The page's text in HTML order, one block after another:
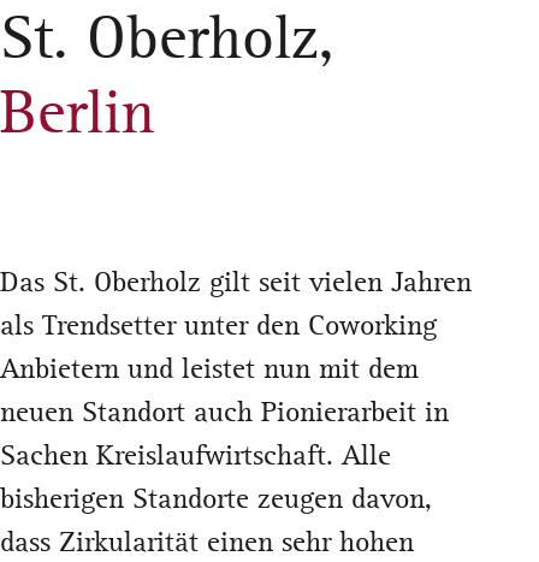
St. Oberholz,
Berlin
Das St. Oberholz gilt seit vielen Jahren
als Trendsetter unter den Coworking
Anbietern und leistet nun mit dem
neuen Standort auch Pionierarbeit in
Sachen Kreislaufwirtschaft. Alle
bisherigen Standorte zeugen davon,
dass Zirkularität einen sehr hohen